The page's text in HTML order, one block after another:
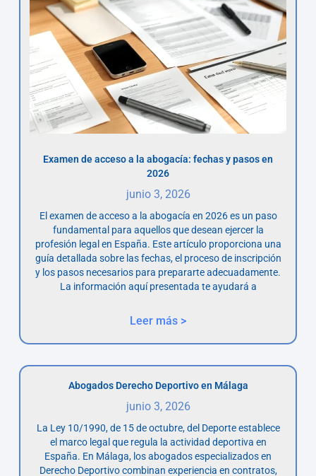
Examen de acceso a la abogacía: fechas y pasos en
2026
junio 3, 2026
El examen de acceso a la abogacía en 2026 es un paso
fundamental para aquellos que desean ejercer la
profesión legal en España. Este artículo proporciona una
guía detallada sobre las fechas, el proceso de inscripción
y los pasos necesarios para prepararte adecuadamente.
La información aquí presentada te ayudará a
Leer más >
Abogados Derecho Deportivo en Málaga
junio 3, 2026
La Ley 10/1990, de 15 de octubre, del Deporte establece
el marco legal que regula la actividad deportiva en
España. En Málaga, los abogados especializados en
Derecho Deportivo combinan experiencia en contratos,